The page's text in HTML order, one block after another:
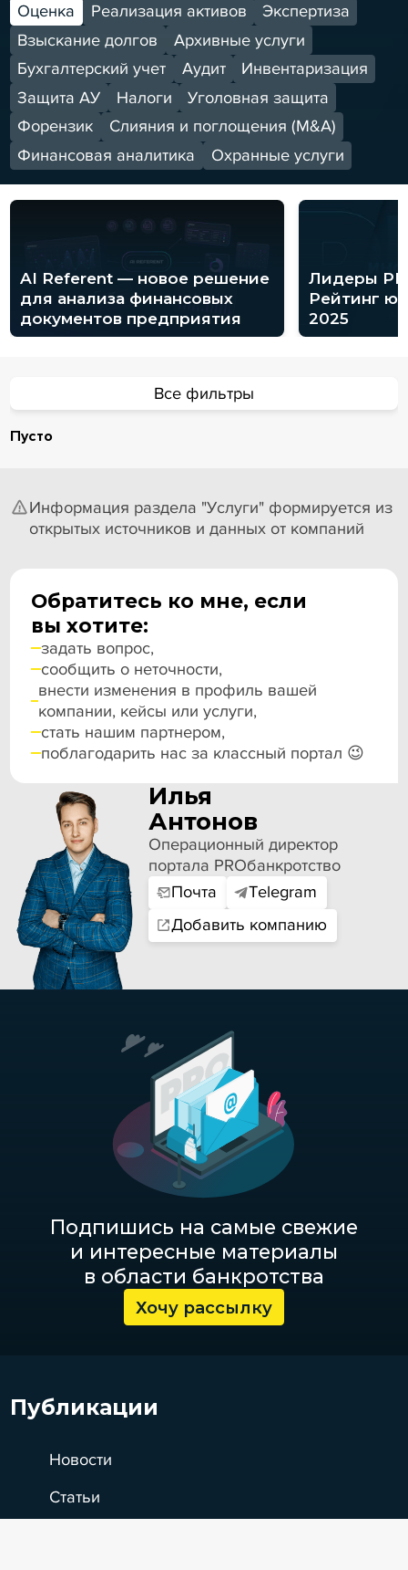
Оценка
Реализация активов
Экспертиза
Взыскание долгов
Архивные услуги
Бухгалтерский учет
Аудит
Инвентаризация
Защита АУ
Налоги
Уголовная защита
Форензик
Слияния и поглощения (M&A)
Финансовая аналитика
Охранные услуги
AI Referent — новое решение
для анализа финансовых
документов предприятия
Лидеры
Рейтинг
2025
Все фильтры
Пусто
Информация раздела "Услуги" формируется из
открытых источников и данных от компаний
Обратитесь ко мне, если
вы хотите:
задать вопрос,
сообщить о неточности,
внести изменения в профиль вашей
компании, кейсы или услуги,
стать нашим партнером,
поблагодарить нас за классный портал 😉
Илья
Антонов
Операционный директор
портала PROбанкротство
Почта
Telegram
Добавить компанию
Подпишись на самые свежие
и интересные материалы
в области банкротства
Хочу рассылку
Публикации
Новости
Статьи